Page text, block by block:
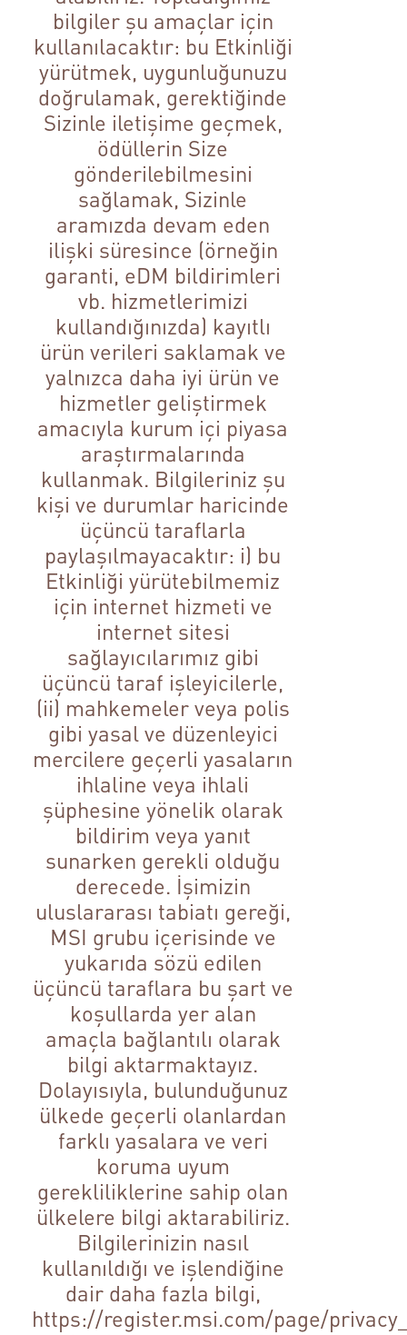
bilgiler şu amaçlar için
kullanılacaktır: bu Etkinliği
yürütmek, uygunluğunuzu
doğrulamak, gerektiğinde
Sizinle iletişime geçmek,
ödüllerin Size
gönderilebilmesini
sağlamak, Sizinle
aramızda devam eden
ilişki süresince (örneğin
garanti, eDM bildirimleri
vb. hizmetlerimizi
kullandığınızda) kayıtlı
ürün verileri saklamak ve
yalnızca daha iyi ürün ve
hizmetler geliştirmek
amacıyla kurum içi piyasa
araştırmalarında
kullanmak. Bilgileriniz şu
kişi ve durumlar haricinde
üçüncü taraflarla
paylaşılmayacaktır: i) bu
Etkinliği yürütebilmemiz
için internet hizmeti ve
internet sitesi
sağlayıcılarımız gibi
üçüncü taraf işleyicilerle,
(ii) mahkemeler veya polis
gibi yasal ve düzenleyici
mercilere geçerli yasaların
ihlaline veya ihlali
şüphesine yönelik olarak
bildirim veya yanıt
sunarken gerekli olduğu
derecede. İşimizin
uluslararası tabiatı gereği,
MSI grubu içerisinde ve
yukarıda sözü edilen
üçüncü taraflara bu şart ve
koşullarda yer alan
amaçla bağlantılı olarak
bilgi aktarmaktayız.
Dolayısıyla, bulunduğunuz
ülkede geçerli olanlardan
farklı yasalara ve veri
koruma uyum
gerekliliklerine sahip olan
ülkelere bilgi aktarabiliriz.
Bilgilerinizin nasıl
kullanıldığı ve işlendiğine
dair daha fazla bilgi,
https://register.msi.com/page/